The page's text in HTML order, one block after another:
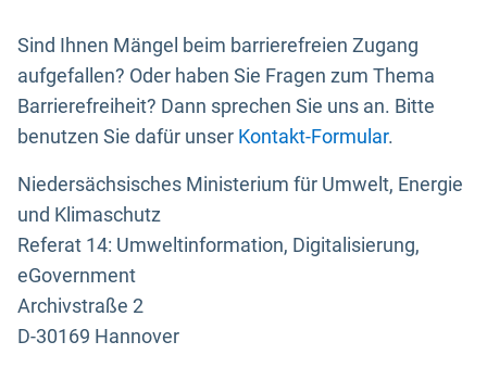
Sind Ihnen Mängel beim barrierefreien Zugang
aufgefallen? Oder haben Sie Fragen zum Thema
Barrierefreiheit? Dann sprechen Sie uns an. Bitte
benutzen Sie dafür unser Kontakt-Formular.
Niedersächsisches Ministerium für Umwelt, Energie
und Klimaschutz
Referat 14: Umweltinformation, Digitalisierung,
eGovernment
Archivstraße 2
D-30169 Hannover